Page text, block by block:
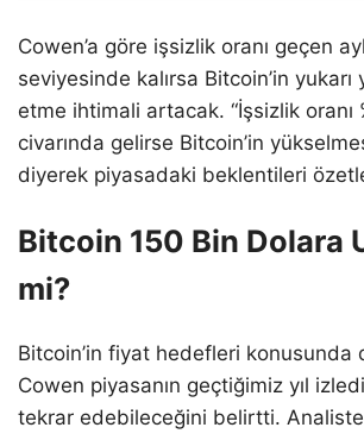
Cowen’a göre işsizlik oranı geçen
seviyesinde kalırsa Bitcoin’in
etme ihtimali artacak. “İşsizlik oranı
civarında gelirse Bitcoin’in
diyerek piyasadaki beklentileri
Bitcoin 150 Bin Dolara
mi?
Bitcoin’in fiyat hedefleri konusunda
Cowen piyasanın geçtiğimiz yıl
tekrar edebileceğini belirtti.